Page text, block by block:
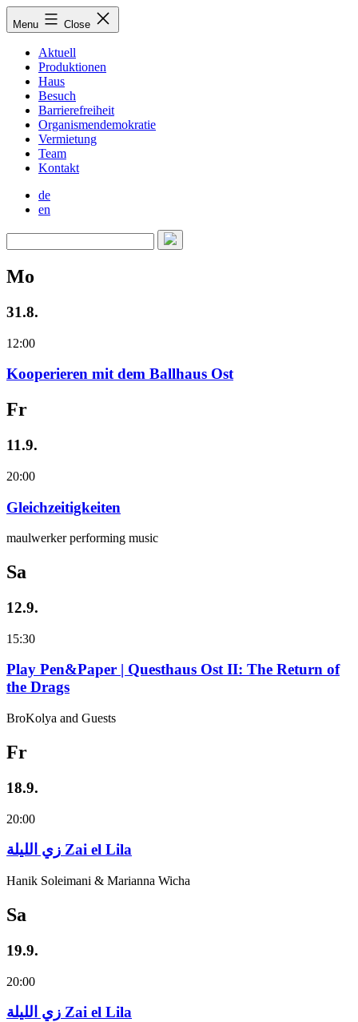
Skip
toMenu Close
Aktuell
Produktionen
Haus
Besuch
Barrierefreiheit
Organismendemokratie
Vermietung
Team
Kontakt
de
en
Mo
31.8.
12:00
Kooperieren mit dem Ballhaus Ost
Fr
11.9.
20:00
Gleichzeitigkeiten
maulwerker performing music
Sa
12.9.
15:30
Play Pen&Paper | Questhaus Ost II: The Return of
the Drags
BroKolya and Guests
Fr
18.9.
20:00
زي‌ اللیلة Zai el Lila
Hanik Soleimani & Marianna Wicha
Sa
19.9.
20:00
زي‌ اللیلة Zai el Lila